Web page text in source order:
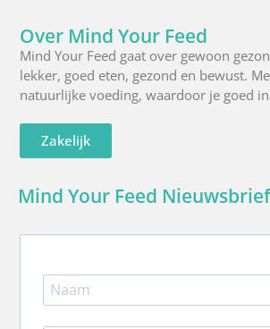
Over Mind Your Feed
Mind Your Feed gaat over gewoon
lekker, goed eten, gezond en bewust.
natuurlijke voeding, waardoor je goed
Zakelijk
Mind Your Feed Nieuwsbrief